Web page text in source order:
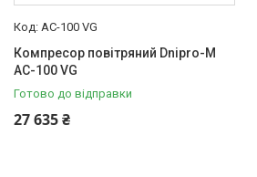
Доставка та оплата
AC-100 VG
Компресор повітряний Dnipro-M
AC-100 VG
Готово до відправки
27 635 ₴